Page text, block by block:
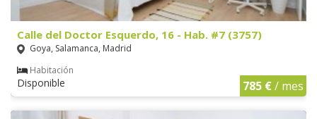
Calle del Doctor Esquerdo, 16 - Hab. #7 (3757)
Goya, Salamanca, Madrid
Habitación
Disponible 785 €/ mes